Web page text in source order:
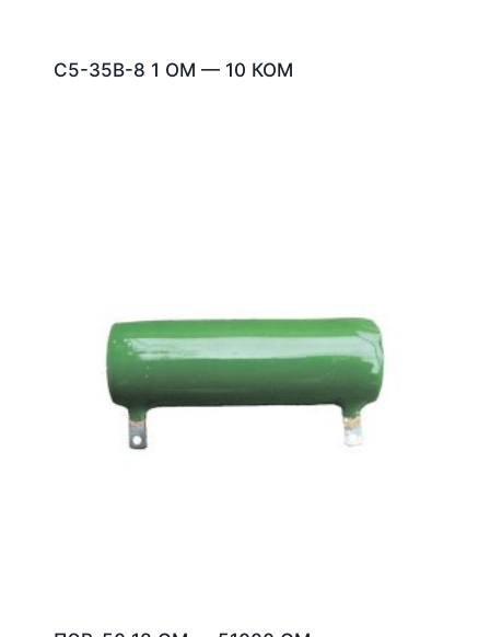
С5-35В-8 1 ОМ — 10 КОМ